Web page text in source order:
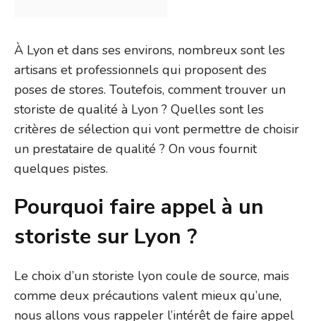
À Lyon et dans ses environs, nombreux sont les
artisans et professionnels qui proposent des
poses de stores. Toutefois, comment trouver un
storiste de qualité à Lyon ? Quelles sont les
critères de sélection qui vont permettre de choisir
un prestataire de qualité ? On vous fournit
quelques pistes.
Pourquoi faire appel à un
storiste sur Lyon ?
Le choix d’un storiste lyon coule de source, mais
comme deux précautions valent mieux qu’une,
nous allons vous rappeler l’intérêt de faire appel